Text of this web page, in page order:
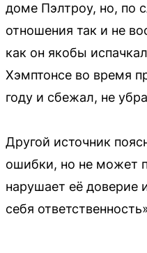
доме Пэлтроу, но, по
отношения так и не
как он якобы
Хэмптонсе во время
году и сбежал, не
Другой источник
ошибки, но не может
нарушает её доверие
себя